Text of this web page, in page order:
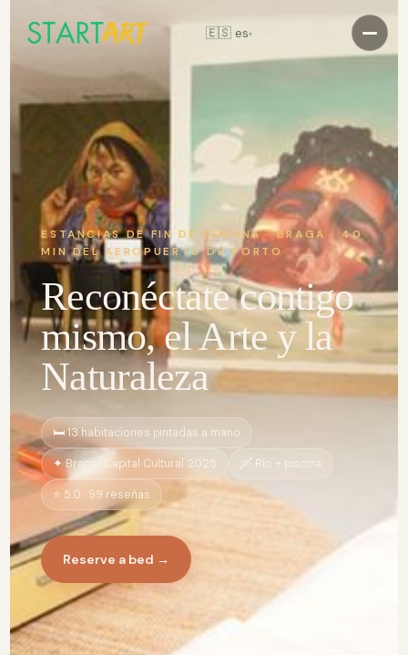
🇪🇸 es▾
+351 912 880 303
marketing@startartresidency.com
@startartresidency
ESTANCIAS DE FIN DE SEMANA · BRAGA · 40
MIN DEL AEROPUERTO DE PORTO
Reconéctate contigo
mismo, el Arte y la
Naturaleza
🛏️ 13 habitaciones pintadas a mano
✦ Braga · Capital Cultural 2025 🛶 Río + piscina
⭐ 5.0 · 99 reseñas
Reserve a bed →